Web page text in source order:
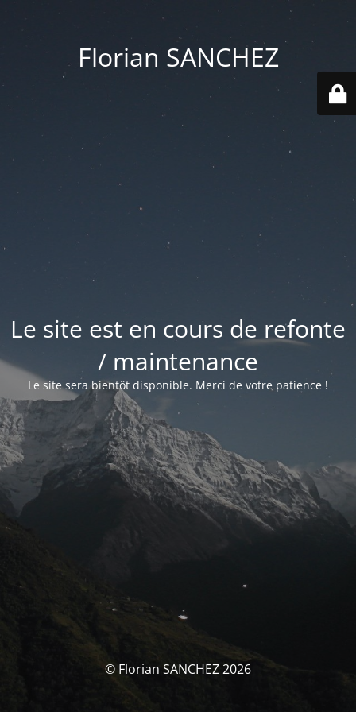
Florian SANCHEZ
Le site est en cours de refonte
/ maintenance
Le site sera bientôt disponible. Merci de votre patience !
© Florian SANCHEZ 2026